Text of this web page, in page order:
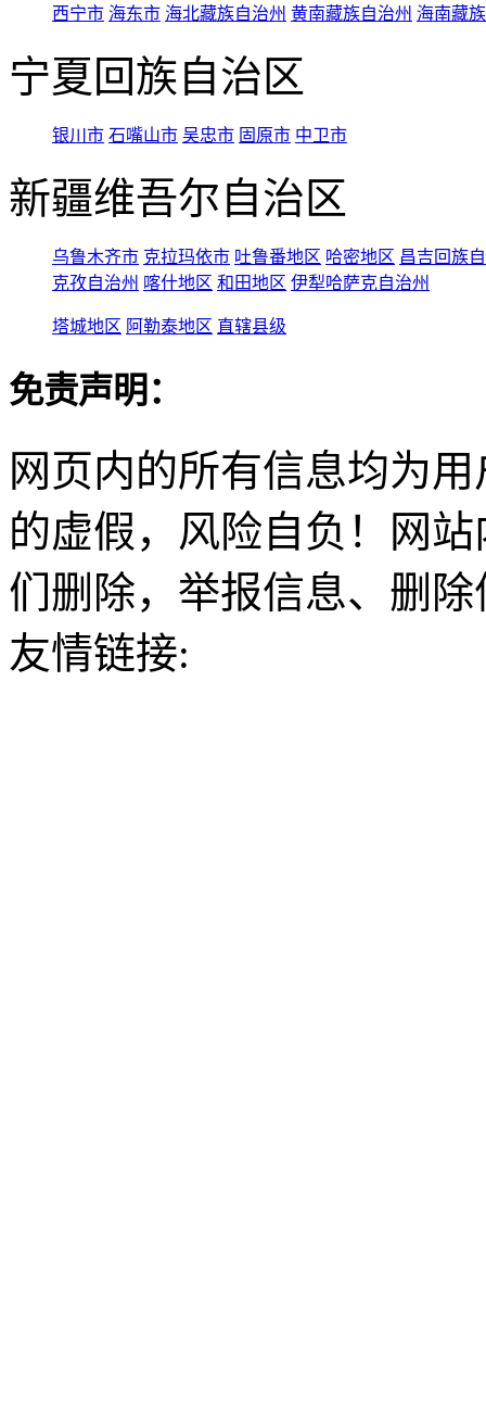
西宁市 海东市 海北藏族自治州 黄南藏族自治州 海南藏
宁夏回族自治区
银川市 石嘴山市 吴忠市 固原市 中卫市
新疆维吾尔自治区
乌鲁木齐市 克拉玛依市 吐鲁番地区 哈密地区 昌吉回族
克孜自治州 喀什地区 和田地区 伊犁哈萨克自治州
塔城地区 阿勒泰地区 直辖县级
免责声明：
网页内的所有信息均为
的虚假，风险自负！网
们删除，举报信息、删
友情链接: